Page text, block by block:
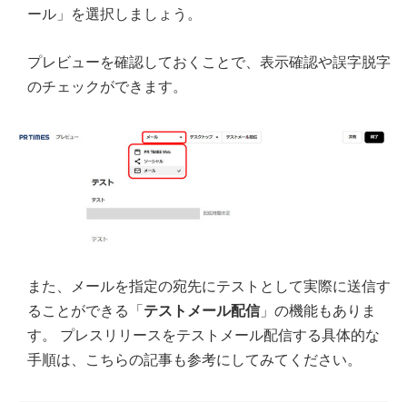
ール」を選択しましょう。
プレビューを確認しておくことで、表示確認や誤字脱字
のチェックができます。
また、メールを指定の宛先にテストとして実際に送信す
ることができる「 テストメール配信」の機能もありま
す。 プレスリリースをテストメール配信する具体的な
手順は、こちらの記事も参考にしてみてください。